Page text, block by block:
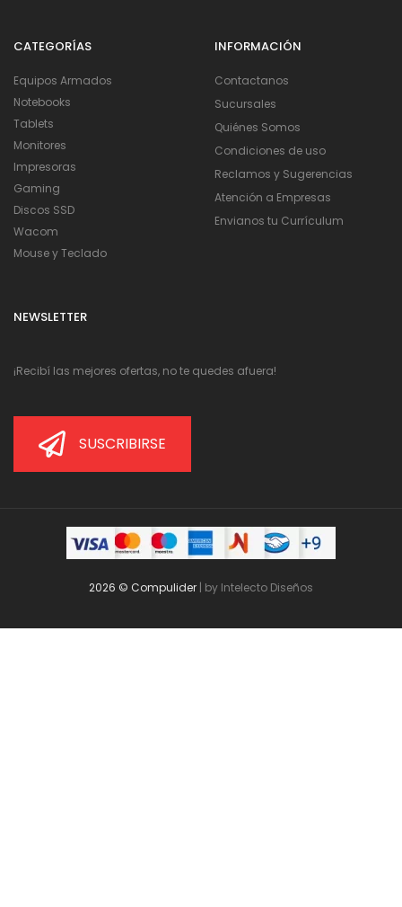
CATEGORÍAS
Equipos Armados
Notebooks
Tablets
Monitores
Impresoras
Gaming
Discos SSD
Wacom
Mouse y Teclado
INFORMACIÓN
Contactanos
Sucursales
Quiénes Somos
Condiciones de uso
Reclamos y Sugerencias
Atención a Empresas
Envianos tu Currículum
NEWSLETTER
¡Recibí las mejores ofertas, no te quedes afuera!
SUSCRIBIRSE
2026 © Compulider | by Intelecto Diseños